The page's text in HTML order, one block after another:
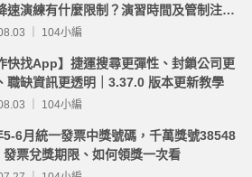
速演練有什麼限制？演習時間及管制注意
理 ｜ 104小編
快找App】捷運搜尋更彈性、封鎖公司更
職缺資訊更透明｜3.37.0 版本更新教學
｜ 104小編
5-6月統一發票中獎號碼，千萬獎號38548
發票兌獎期限、如何領獎一次看